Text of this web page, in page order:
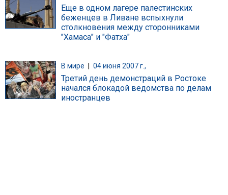
Еще в одном лагере палестинских
беженцев в Ливане вспыхнули
столкновения между сторонниками
"Хамаса" и "Фатха"
В мире 04 июня 2007 г.,
Третий день демонстраций в Ростоке
начался блокадой ведомства по делам
иностранцев